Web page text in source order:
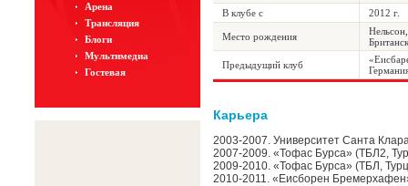
Арена
Трансляция
Блоги
Мультимедиа
Гостевая
В клубе с
2012 г.
Место рождения
Предыдущий клуб
Карьера
2003-2007. Университет Санта
2007-2009. «Тофас Бурса» (ТБЛ2,
2009-2010. «Тофас Бурса» (ТБЛ,
2010-2011. «Еисборен